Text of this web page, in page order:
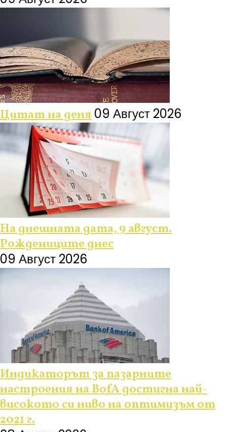
Цитат на деня09 Август 2026
На днешната дата, 9 август.
Рождениците днес
09 Август 2026
Индикаторът за пазарните
настроения на BofA достигна най-
високото си ниво на оптимизъм от
2021 г.